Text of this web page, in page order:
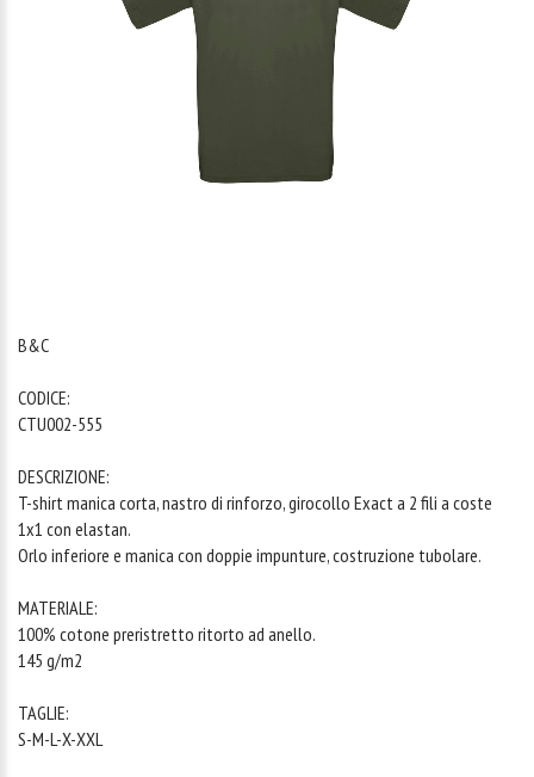
B&C
CODICE:
CTU002-555
DESCRIZIONE:
T-shirt manica corta, nastro di rinforzo, girocollo Exact a 2 fili a coste
1x1 con elastan.
Orlo inferiore e manica con doppie impunture, costruzione tubolare.
MATERIALE:
100% cotone preristretto ritorto ad anello.
145 g/m2
TAGLIE:
S-M-L-X-XXL